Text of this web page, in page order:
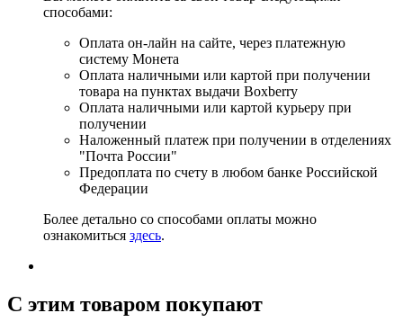
способами:
Оплата он-лайн на сайте, через платежную
систему Монета
Оплата наличными или картой при получении
товара на пунктах выдачи Boxberry
Оплата наличными или картой курьеру при
получении
Наложенный платеж при получении в отделениях
"Почта России"
Предоплата по счету в любом банке Российской
Федерации
Более детально со способами оплаты можно
ознакомиться здесь.
C этим товаром покупают